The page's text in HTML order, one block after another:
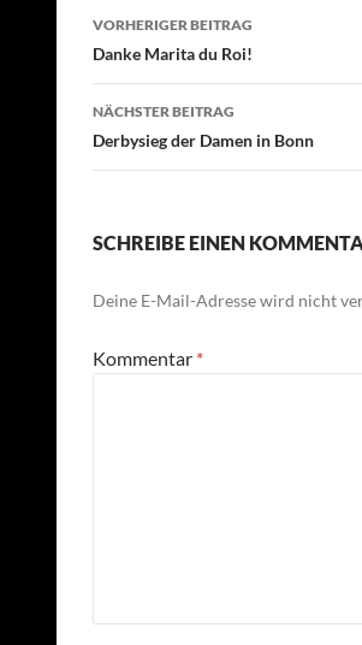
Beitragsnavigation
VORHERIGER BEITRAG
Danke Marita du Roi!
NÄCHSTER BEITRAG
Derbysieg der Damen in Bonn
SCHREIBE EINEN
Deine E-Mail-Adresse wird nicht
Kommentar *